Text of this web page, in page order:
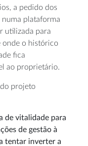
a pedido dos
plataforma
utilizada para
onde o histórico
fica
ao proprietário.
projeto
de vitalidade para
de gestão à
tentar inverter a